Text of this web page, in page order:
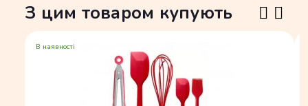
З цим товаром купують
В наявності